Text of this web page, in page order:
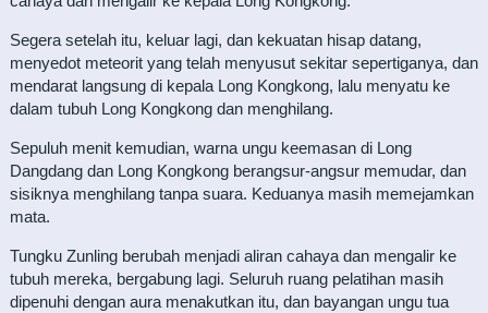
Segera setelah itu, keluar lagi, dan kekuatan hisap datang,
menyedot meteorit yang telah menyusut sekitar sepertiganya, dan
mendarat langsung di kepala Long Kongkong, lalu menyatu ke
dalam tubuh Long Kongkong dan menghilang.
Sepuluh menit kemudian, warna ungu keemasan di Long
Dangdang dan Long Kongkong berangsur-angsur memudar, dan
sisiknya menghilang tanpa suara. Keduanya masih memejamkan
mata.
Tungku Zunling berubah menjadi aliran cahaya dan mengalir ke
tubuh mereka, bergabung lagi. Seluruh ruang pelatihan masih
dipenuhi dengan aura menakutkan itu, dan bayangan ungu tua